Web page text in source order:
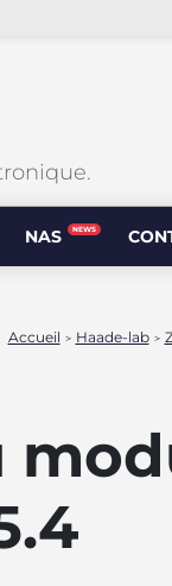
NAS NEWS
Accueil > Haade-lab>